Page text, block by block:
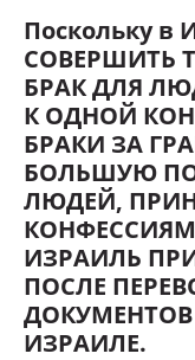
Поскольку
СОВЕРШИТЬ
БРАК ДЛЯ
К ОДНОЙ
БРАКИ ЗА
БОЛЬШУЮ
ЛЮДЕЙ,
ИЗРАИЛЬ
ПОСЛЕ
ИЗРАИЛЕ.